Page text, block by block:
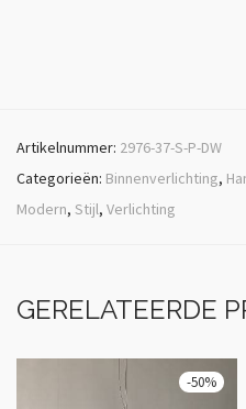
Artikelnummer: 2976-37-S-P-DW
Categorieën: Binnenverlichting,
Modern, Stijl, Verlichting
GERELATEERDE
-50%